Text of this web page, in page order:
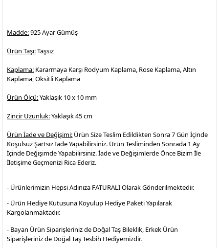
Madde:925 Ayar Gümüş
Ürün Taşı:Taşsız
Kaplama: Kararmaya Karşı Rodyum Kaplama, Rose Kaplama, Altın
Kaplama, Oksitli Kaplama
Ürün Ölçü:Yaklaşık 10 x 10 mm
Zincir Uzunluk:Yaklaşık 45 cm
Ürün İade ve Değişimi: Ürün Size Teslim Edildikten Sonra 7 Gün İçinde
Koşulsuz Şartsız İade Yapabilirsiniz. Ürün Tesliminden Sonrada 1 Ay
İçinde Değişimde Yapabilirsiniz. İade ve Değişimlerde Önce Bizim İle
İletişime Geçmenizi Rica Ederiz.
- Ürünlerimizin Hepsi Adınıza FATURALI Olarak Gönderilmektedir.
- Ürün Hediye Kutusuna Koyulup Hediye Paketi Yapılarak
Kargolanmaktadır.
- Bayan Ürün Siparişleriniz de Doğal Taş Bileklik, Erkek Ürün
Siparişleriniz de Doğal Taş Tesbih Hediyemizdir.